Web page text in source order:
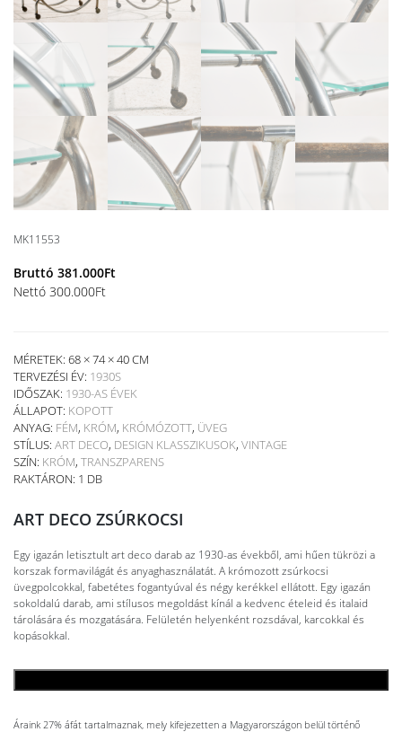
MK11553
Bruttó 381.000Ft
Nettó 300.000Ft
MÉRETEK: 68 × 74 × 40 CM
TERVEZÉSI ÉV: 1930S
IDŐSZAK: 1930-AS ÉVEK
ÁLLAPOT: KOPOTT
ANYAG: FÉM, KRÓM, KRÓMÓZOTT, ÜVEG
STÍLUS: ART DECO, DESIGN KLASSZIKUSOK, VINTAGE
SZÍN: KRÓM, TRANSZPARENS
RAKTÁRON: 1 DB
ART DECO ZSÚRKOCSI
Egy igazán letisztult art deco darab az 1930-as évekből, ami hűen tükrözi a
korszak formavilágát és anyaghasználatát. A krómozott zsúrkocsi
üvegpolcokkal, fabetétes fogantyúval és négy kerékkel ellátott. Egy igazán
sokoldalú darab, ami stílusos megoldást kínál a kedvenc ételeid és italaid
tárolására és mozgatására. Felületén helyenként rozsdával, karcokkal és
kopásokkal.
Áraink 27% áfát tartalmaznak, mely kifejezetten a Magyarországon belül történő